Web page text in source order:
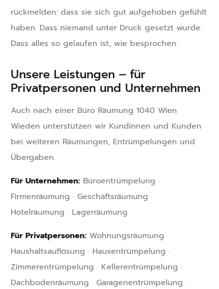
rückmelden: dass sie sich gut aufgehoben gefühlt
haben. Dass niemand unter Druck gesetzt wurde.
Dass alles so gelaufen ist, wie besprochen.
Unsere Leistungen – für
Privatpersonen und Unternehmen
Auch nach einer Büro Räumung 1040 Wien
Wieden unterstützen wir Kundinnen und Kunden
bei weiteren Räumungen, Entrümpelungen und
Übergaben.
Für Unternehmen: Büroentrümpelung ·
Firmenräumung · Geschäftsräumung ·
Hotelräumung · Lagerräumung
Für Privatpersonen: Wohnungsräumung ·
Haushaltsauflösung · Hausentrümpelung ·
Zimmerentrümpelung · Kellerentrümpelung ·
Dachbodenräumung · Garagenentrümpelung ·